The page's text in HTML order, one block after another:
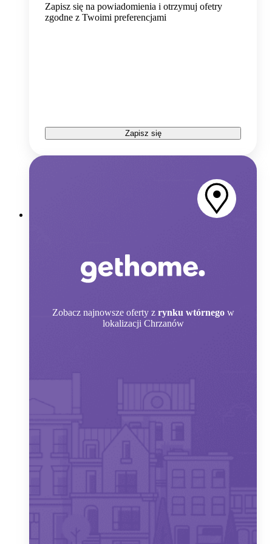
Zapisz się na powiadomienia i otrzymuj ofetry
zgodne z Twoimi preferencjami
Zapisz się
Zobacz najnowsze oferty z rynku wtórnego w
lokalizacji Chrzanów